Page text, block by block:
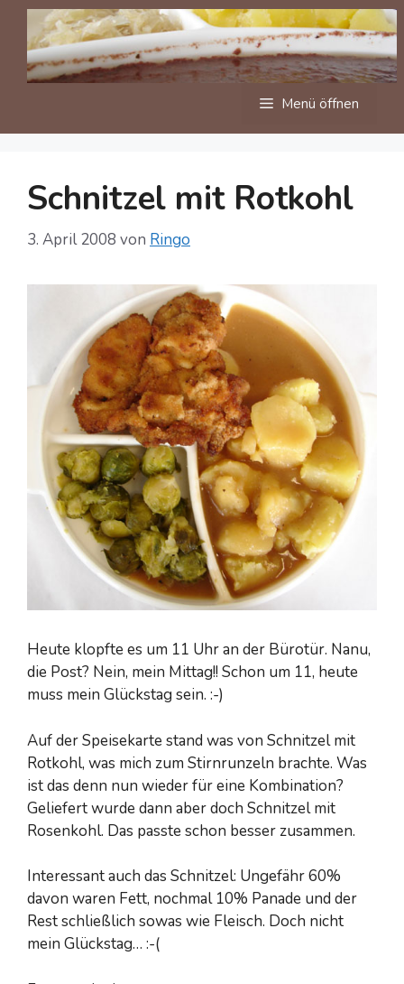
Zum
Inhalt
springen
Menü öffnen
Schnitzel mit Rotkohl
3. April 2008 von Ringo
Heute klopfte es um 11 Uhr an der Bürotür. Nanu,
die Post? Nein, mein Mittag!! Schon um 11, heute
muss mein Glückstag sein. :-)
Auf der Speisekarte stand was von Schnitzel mit
Rotkohl, was mich zum Stirnrunzeln brachte. Was
ist das denn nun wieder für eine Kombination?
Geliefert wurde dann aber doch Schnitzel mit
Rosenkohl. Das passte schon besser zusammen.
Interessant auch das Schnitzel: Ungefähr 60%
davon waren Fett, nochmal 10% Panade und der
Rest schließlich sowas wie Fleisch. Doch nicht
mein Glückstag… :-(